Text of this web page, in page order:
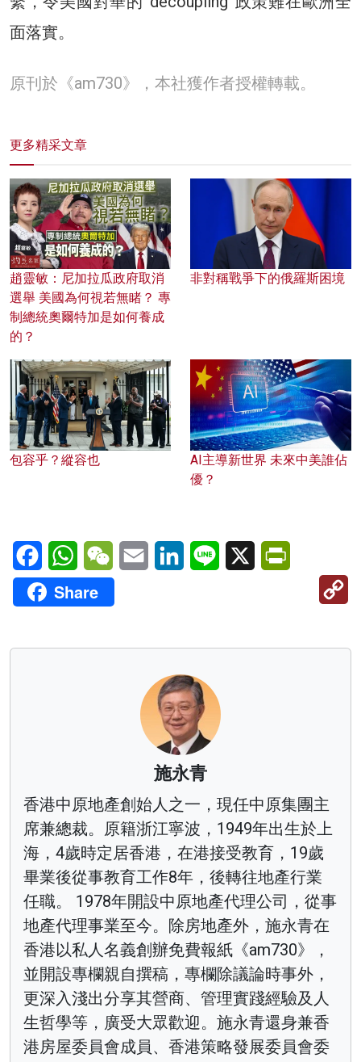
面落實。
原刊於《am730》，本社獲作者授權轉載。
更多精采文章
趙靈敏：尼加拉瓜政府取消
選舉 美國為何視若無睹？ 專
制總統奧爾特加是如何養成
的？
非對稱戰爭下的俄羅斯困境
包容乎？縱容也
AI主導新世界 未來中美誰佔
優？
FacebookWhatsAppWeChatEmail LinkedInLine X
Share
施永青
香港中原地產創始人之一，現任中原集團主
席兼總裁。原籍浙江寧波，1949年出生於上
海，4歲時定居香港，在港接受教育，19歲
畢業後從事教育工作8年，後轉往地產行業
任職。 1978年開設中原地產代理公司，從事
地產代理事業至今。除房地產外，施永青在
香港以私人名義創辦免費報紙《am730》，
並開設專欄親自撰稿，專欄除議論時事外，
更深入淺出分享其營商、管理實踐經驗及人
生哲學等，廣受大眾歡迎。施永青還身兼香
港房屋委員會成員、香港策略發展委員會委